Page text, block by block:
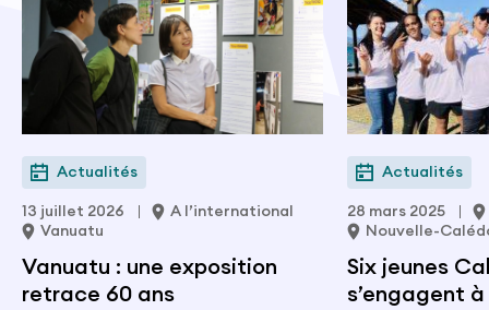
Actualités
13 juillet 2026
A l’international
Vanuatu
Vanuatu : une exposition
retrace 60 ans
Actualités
28 mars 2025
Nouvelle-
Six jeunes
s’engagent